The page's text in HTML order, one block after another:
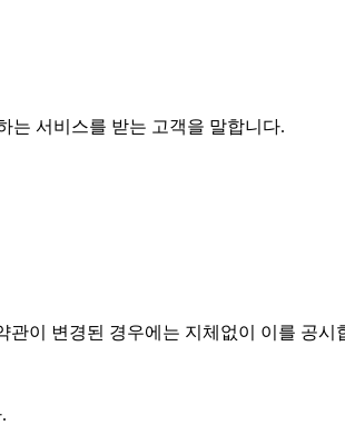
는 서비스를 받는 고객을 말합니다.
이 변경된 경우에는 지체없이 이를 공시